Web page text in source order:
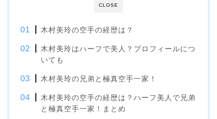
CLOSE
木村美玲の空手の経歴は？
木村美玲はハーフで美人？プロフィールにつ
いても
木村美玲の兄弟と極真空手一家！
木村美玲の空手の経歴は？ハーフ美人で兄弟
と極真空手一家！まとめ